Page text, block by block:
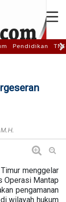
Pendidikan
menggelar
Operasi Mantap
pengamanan
wilayah hukum